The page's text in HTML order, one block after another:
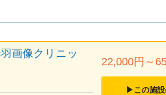
画像クリニッ
22,000円～
▶この施